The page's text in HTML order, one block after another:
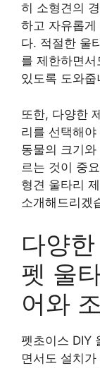
히 소형견의
하고 자유롭
다. 적절한 울
를 제한하면
있도록 도와줍
또한, 다양한
리를 선택해
동물의 크기
르는 것이 중
형견 울타리
소개해드리겠
다양
펫 울
어와
펫초이스 DIY
면서도 설치